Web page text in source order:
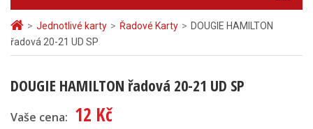
> Jednotlivé karty > Řadové Karty > DOUGIE HAMILTON
řadová 20-21 UD SP
DOUGIE HAMILTON řadová 20-21 UD SP
Vaše cena: 12 Kč